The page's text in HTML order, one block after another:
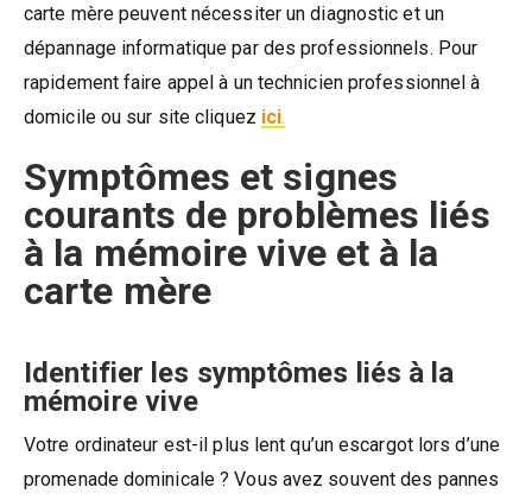
carte mère peuvent nécessiter un diagnostic et un
dépannage informatique par des professionnels. Pour
rapidement faire appel à un technicien professionnel à
domicile ou sur site cliquez ici.
Symptômes et signes
courants de problèmes liés
à la mémoire vive et à la
carte mère
Identifier les symptômes liés à la
mémoire vive
Votre ordinateur est-il plus lent qu’un escargot lors d’une
promenade dominicale ? Vous avez souvent des pannes